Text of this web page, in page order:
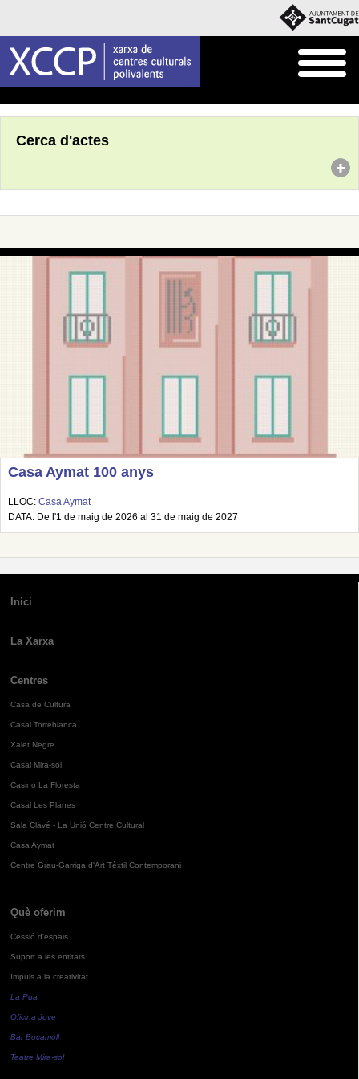
Cerca d'actes
Casa Aymat 100 anys
LLOC: Casa Aymat
DATA: De l'1 de maig de 2026 al 31 de maig de 2027
Inici
La Xarxa
Centres
Casa de Cultura
Casal Torreblanca
Xalet Negre
Casal Mira-sol
Casino La Floresta
Casal Les Planes
Sala Clavé - La Unió Centre Cultural
Casa Aymat
Centre Grau-Garriga d'Art Tèxtil Contemporani
Què oferim
Cessió d'espais
Suport a les entitats
Impuls a la creativitat
La Pua
Oficina Jove
Bar Bocamoll
Teatre Mira-sol